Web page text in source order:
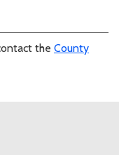
the County